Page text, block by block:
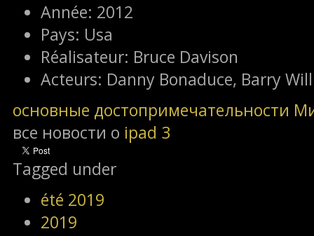
Année: 2012
Pays: Usa
Réalisateur: Bruce Davison
Acteurs: Danny Bonaduce, Barry
основные достопримечательности
все новости о ipad 3
Tagged under
été 2019
2019